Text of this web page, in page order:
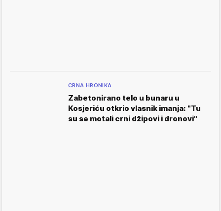
CRNA HRONIKA
Zabetonirano telo u bunaru u
Kosjeriću otkrio vlasnik imanja: "Tu
su se motali crni džipovi i dronovi"